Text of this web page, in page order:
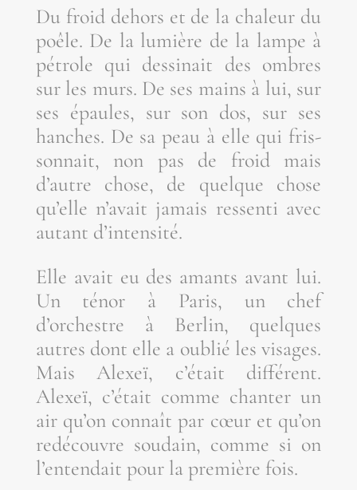
Du froid dehors et de la cha­leur du
poêle. De la lumière de la lampe à
pétrole qui des­si­nait des ombres
sur les murs. De ses mains à lui, sur
ses épaules, sur son dos, sur ses
hanches. De sa peau à elle qui fris­
son­nait, non pas de froid mais
d’autre chose, de quelque chose
qu’elle n’avait jamais res­sen­ti avec
autant d’intensité.
Elle avait eu des amants avant lui.
Un ténor à Paris, un chef
d’orchestre à Ber­lin, quelques
autres dont elle a oublié les visages.
Mais Alexeï, c’était dif­fé­rent.
Alexeï, c’était comme chan­ter un
air qu’on connaît par cœur et qu’on
redé­couvre sou­dain, comme si on
l’entendait pour la pre­mière fois.